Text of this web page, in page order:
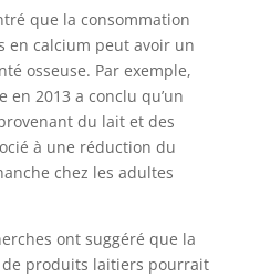
que la consommation
en calcium peut avoir un
osseuse. Par exemple,
en 2013 a conclu qu’un
du lait et des
à une réduction du
chez les adultes
ont suggéré que la
de produits laitiers pourrait